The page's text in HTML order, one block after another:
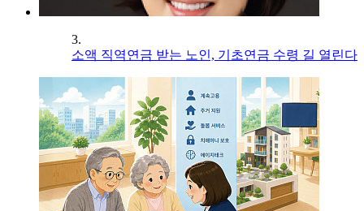
3.
소액 직역연금 받는 노인, 기초연금 수령 길 열린다